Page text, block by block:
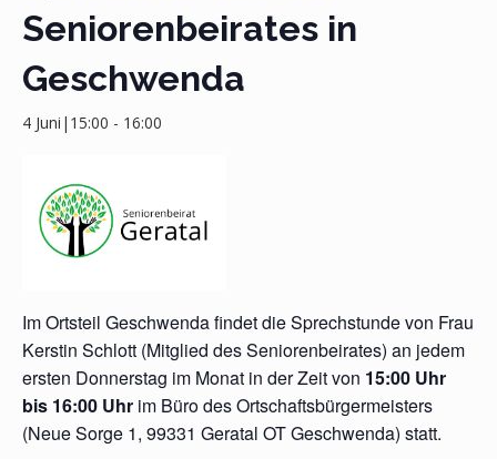
Seniorenbeirates in
Geschwenda
4 Juni|15:00 - 16:00
Im Ortsteil Geschwenda findet die Sprechstunde von Frau
Kerstin Schlott (Mitglied des Seniorenbeirates) an jedem
ersten Donnerstag im Monat in der Zeit von 15:00 Uhr
bis 16:00 Uhr im Büro des Ortschaftsbürgermeisters
(Neue Sorge 1, 99331 Geratal OT Geschwenda) statt.